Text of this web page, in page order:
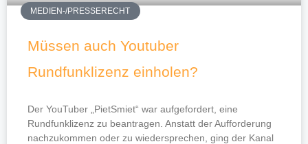
MEDIEN-/PRESSERECHT
Müssen auch Youtuber
Rundfunklizenz einholen?
Der YouTuber „PietSmiet“ war aufgefordert, eine
Rundfunklizenz zu beantragen. Anstatt der Aufforderung
nachzukommen oder zu wiedersprechen, ging der Kanal